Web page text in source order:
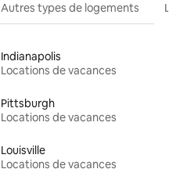
Autres types de logements
Indianapolis
Locations de vacances
Pittsburgh
Locations de vacances
Louisville
Locations de vacances